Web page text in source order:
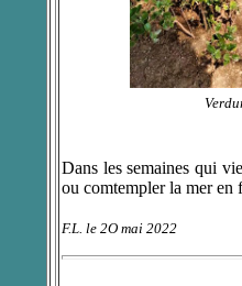
Dans les semaines qui
ou comtempler la mer en
F.L. le 2O mai 2022